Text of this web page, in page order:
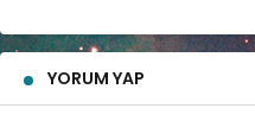
YORUM YAP